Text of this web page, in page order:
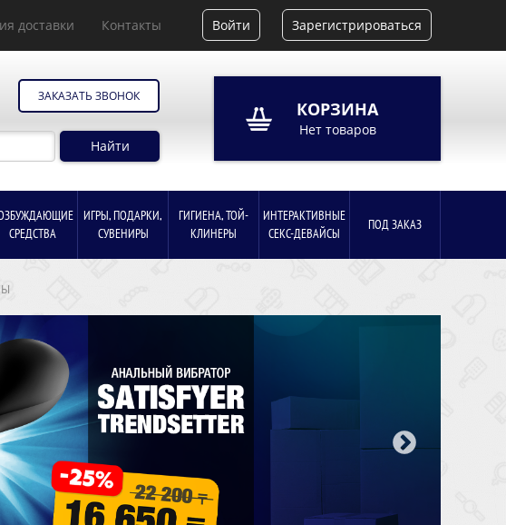
доставки Контакты Войти Зарегистрироваться
ЗАКАЗАТЬ ЗВОНОК
Найти
КОРЗИНА
Нет товаров
СРЕДСТВА
ИГРЫ, ПОДАРКИ,
СУВЕНИРЫ
ГИГИЕНА, ТОЙ-
КЛИНЕРЫ
ИНТЕРАКТИВНЫЕ
СЕКС-ДЕВАЙСЫ
ПОД ЗАКАЗ